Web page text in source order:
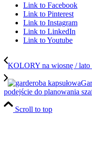
Link to Facebook
Link to Pinterest
Link to Instagram
Link to LinkedIn
Link to Youtube
KOLORY na wiosnę / lato
podejście do planowania
Scroll to top